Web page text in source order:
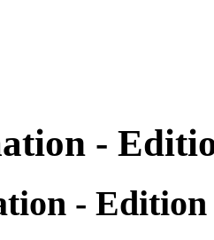
-
- Edition